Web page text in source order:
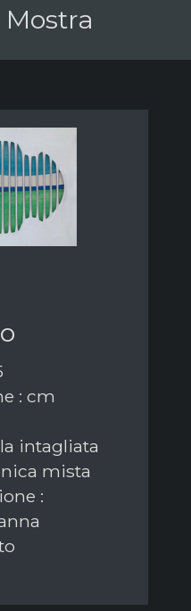
: cm
intagliata
mista
: